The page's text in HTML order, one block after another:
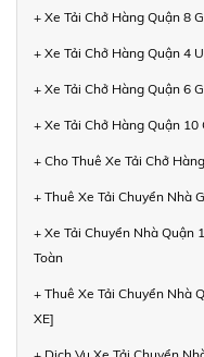
+ Xe Tải Chở Hàng Quận 8
+ Xe Tải Chở Hàng Quận 4
+ Xe Tải Chở Hàng Quận 6
+ Xe Tải Chở Hàng Quận
+ Cho Thuê Xe Tải Chở
+ Thuê Xe Tải Chuyển Nhà
+ Xe Tải Chuyển Nhà Quận
Toàn
+ Thuê Xe Tải Chuyển Nhà
XE]